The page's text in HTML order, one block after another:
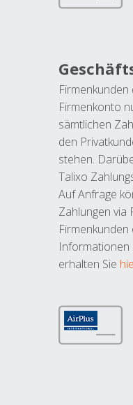
Firmenkonto
sämtlichen
den
stehen.
Talixo
Auf Anfrage
Zahlungen via
Informationen
erhalten Sie